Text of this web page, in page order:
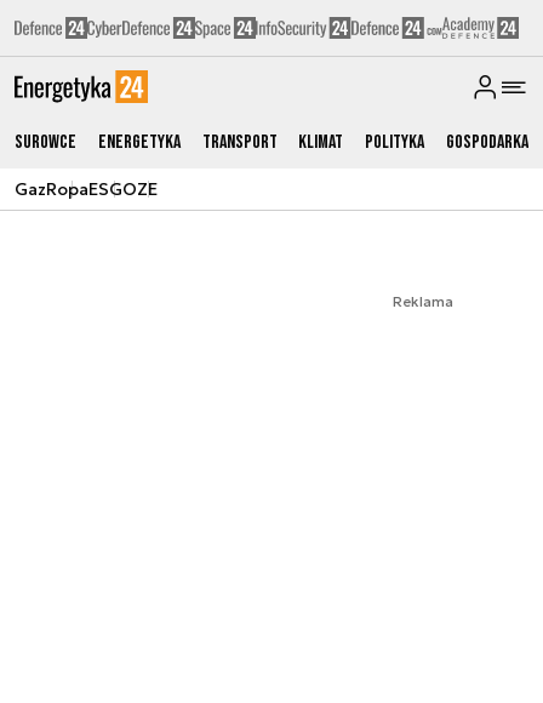
Surowce Energetyka Transport Klimat Polityka Gospodarka
GazRopaESGOZE
Reklama